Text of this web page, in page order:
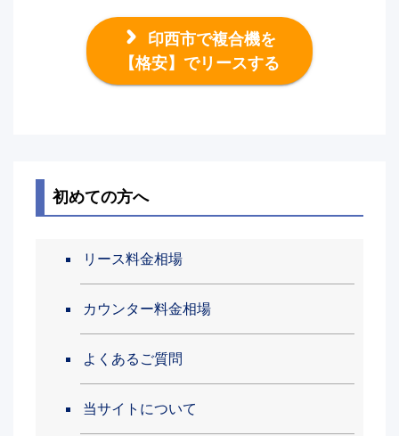
印西市で複合機を
【格安】でリースする
初めての方へ
リース料金相場
カウンター料金相場
よくあるご質問
当サイトについて